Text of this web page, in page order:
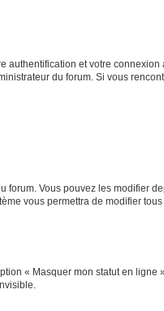
et votre
du forum. Si vous
Vous pouvez les modifier
vous permettra de modifier
« Masquer mon statut en